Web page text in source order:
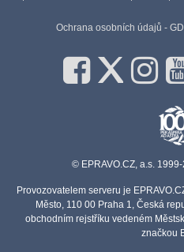
Ochrana osobních údajů -
© EPRAVO.CZ, a.s.
Provozovatelem serveru je
Město, 110 00 Praha 1, Česká
obchodním rejstříku vedeném
značkou